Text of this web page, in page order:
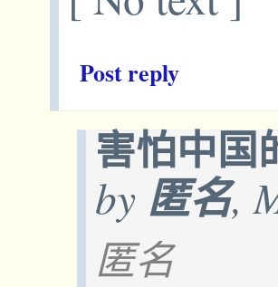
Post reply
害怕中国
by 匿名,
匿名